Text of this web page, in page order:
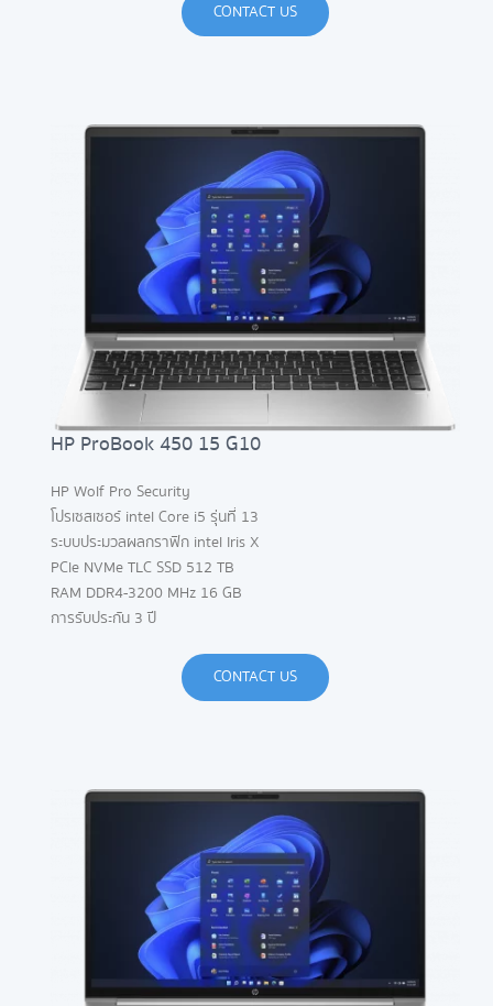
CONTACT US
HP ProBook 450 15 G10
HP Wolf Pro Security
โปรเซสเซอร์ intel Core i5 รุ่นที่ 13
ระบบประมวลผลกราฟิก intel Iris X
PCle NVMe TLC SSD 512 TB
RAM DDR4-3200 MHz 16 GB
การรับประกัน 3 ปี
CONTACT US